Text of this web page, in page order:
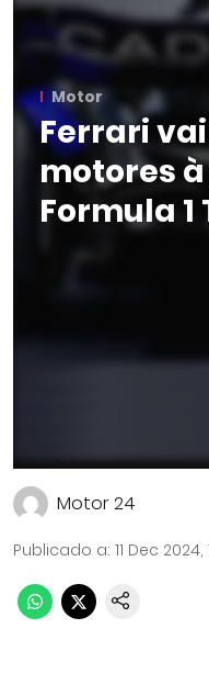
Motor
Ferrari
motores
Formula 1
Motor 24
Publicado a: 11 Dec